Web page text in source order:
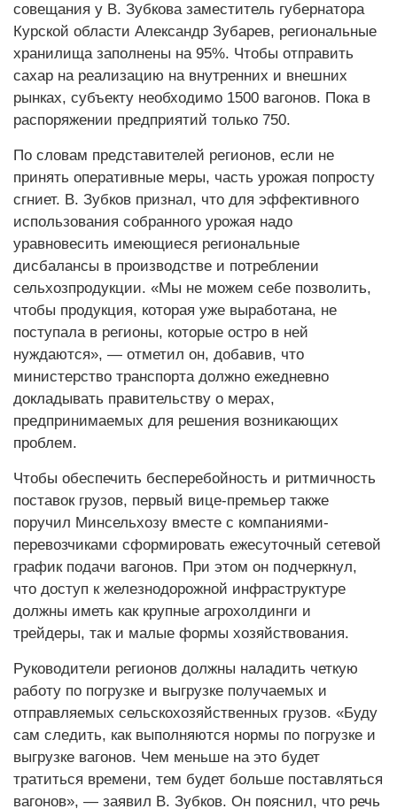
совещания у В. Зубкова заместитель губернатора
Курской области Александр Зубарев, региональные
хранилища заполнены на 95%. Чтобы отправить
сахар на реализацию на внутренних и внешних
рынках, субъекту необходимо 1500 вагонов. Пока в
распоряжении предприятий только 750.
По словам представителей регионов, если не
принять оперативные меры, часть урожая попросту
сгниет. В. Зубков признал, что для эффективного
использования собранного урожая надо
уравновесить имеющиеся региональные
дисбалансы в производстве и потреблении
сельхозпродукции. «Мы не можем себе позволить,
чтобы продукция, которая уже выработана, не
поступала в регионы, которые остро в ней
нуждаются», — отметил он, добавив, что
министерство транспорта должно ежедневно
докладывать правительству о мерах,
предпринимаемых для решения возникающих
проблем.
Чтобы обеспечить бесперебойность и ритмичность
поставок грузов, первый вице-премьер также
поручил Минсельхозу вместе с компаниями-
перевозчиками сформировать ежесуточный сетевой
график подачи вагонов. При этом он подчеркнул,
что доступ к железнодорожной инфраструктуре
должны иметь как крупные агрохолдинги и
трейдеры, так и малые формы хозяйствования.
Руководители регионов должны наладить четкую
работу по погрузке и выгрузке получаемых и
отправляемых сельскохозяйственных грузов. «Буду
сам следить, как выполняются нормы по погрузке и
выгрузке вагонов. Чем меньше на это будет
тратиться времени, тем будет больше поставляться
вагонов», — заявил В. Зубков. Он пояснил, что речь